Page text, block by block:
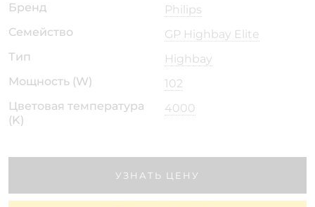
Бренд
Philips
Семейство
GP Highbay Elite
Тип
Highbay
Мощность (W)
102
Цветовая температура
(K)
4000
УЗНАТЬ ЦЕНУ